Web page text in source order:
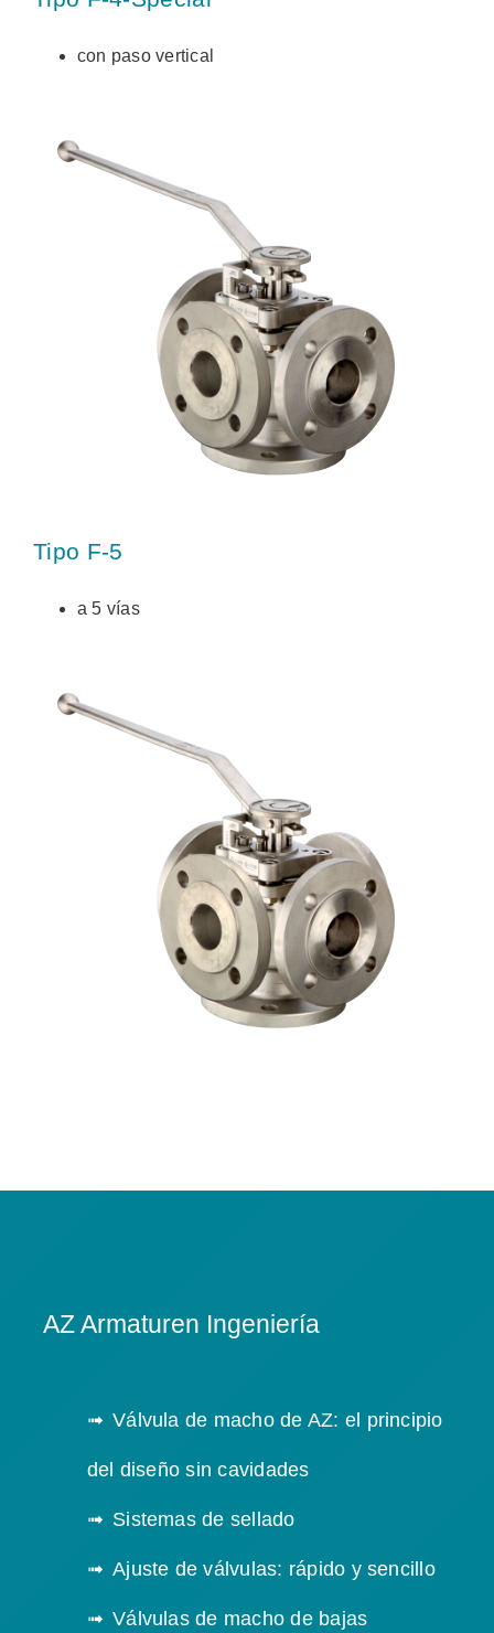
con paso vertical
Tipo F-5
a 5 vías
AZ Armaturen Ingeniería
Válvula de macho de AZ: el principio
del diseño sin cavidades
Sistemas de sellado
Ajuste de válvulas: rápido y sencillo
Válvulas de macho de bajas